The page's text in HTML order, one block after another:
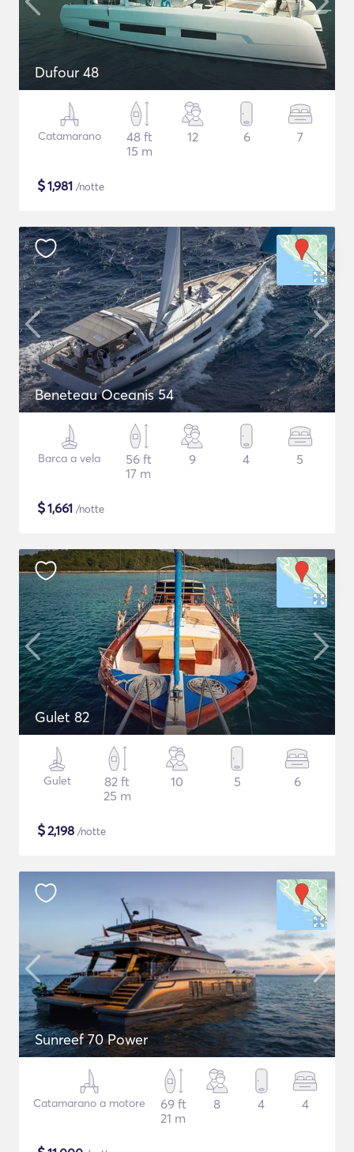
Dufour 48
Catamarano
48 ft
15 m
12 6 7
$1,981 /notte
Beneteau Oceanis 54
Barca a vela
56 ft
17 m
9 4 5
$1,661 /notte
Gulet 82
Gulet
82 ft
25 m
10 5 6
$2,198 /notte
Sunreef 70 Power
Catamarano a motore
69 ft
21 m
8 4 4